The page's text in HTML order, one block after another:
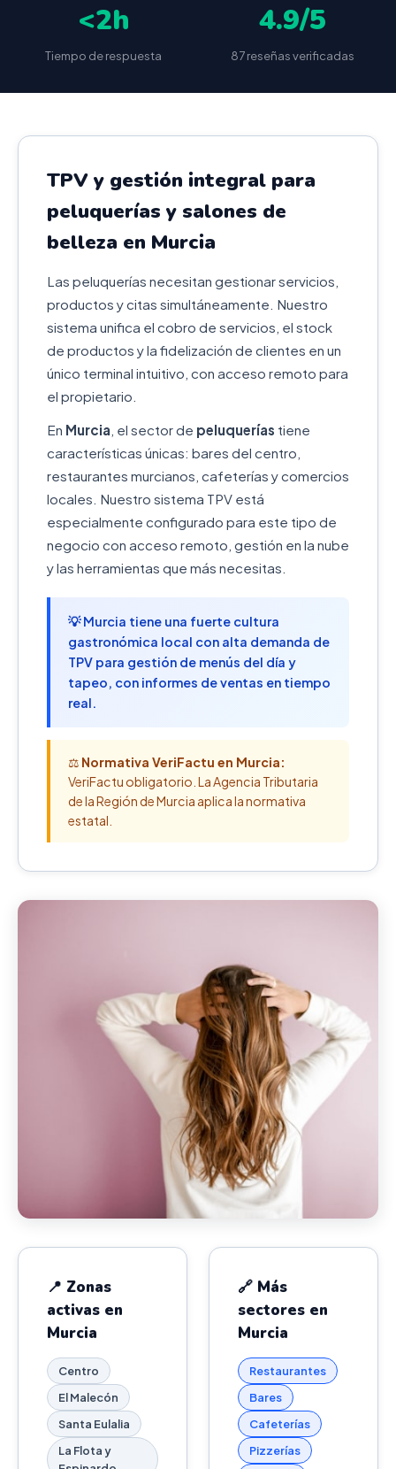
<2h
Tiempo de respuesta
4.9/5
87 reseñas verificadas
TPV y gestión integral para
peluquerías y salones de
belleza en Murcia
Las peluquerías necesitan gestionar servicios,
productos y citas simultáneamente. Nuestro
sistema unifica el cobro de servicios, el stock
de productos y la fidelización de clientes en un
único terminal intuitivo, con acceso remoto para
el propietario.
En Murcia , el sector de peluquerías tiene
características únicas: bares del centro,
restaurantes murcianos, cafeterías y comercios
locales. Nuestro sistema TPV está
especialmente configurado para este tipo de
negocio con acceso remoto, gestión en la nube
y las herramientas que más necesitas.
💡 Murcia tiene una fuerte cultura
gastronómica local con alta demanda de
TPV para gestión de menús del día y
tapeo, con informes de ventas en tiempo
real.
⚖️ Normativa VeriFactu en Murcia:
VeriFactu obligatorio. La Agencia Tributaria
de la Región de Murcia aplica la normativa
estatal.
📍 Zonas
activas en
Murcia
Centro
El Malecón
Santa Eulalia
La Flota y
🔗 Más
sectores en
Murcia
Restaurantes
Bares
Cafeterías
Pizzerías